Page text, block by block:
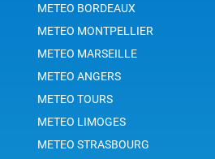
METEO BORDEAUX
METEO MONTPELLIER
METEO MARSEILLE
METEO ANGERS
METEO TOURS
METEO LIMOGES
METEO STRASBOURG